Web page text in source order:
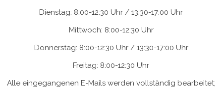
Dienstag: 8:00-12:30 Uhr / 13:30-17:00 Uhr
Mittwoch: 8:00-12:30 Uhr
Donnerstag: 8:00-12:30 Uhr / 13:30-17:00 Uhr
Freitag: 8:00-12:30 Uhr
Alle eingegangenen E-Mails werden vollständig bearbeitet;